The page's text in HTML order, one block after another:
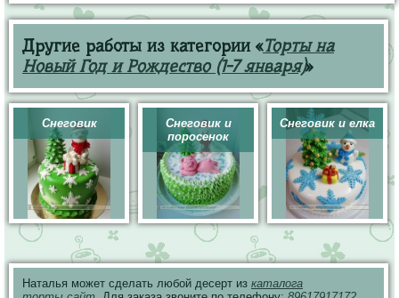
Другие работы из категории «Торты на
Новый Год и Рождество (1-7 января)»
Снеговик
Снеговик и
поросенок
Снеговик и елка
Наталья может сделать любой десерт из каталога